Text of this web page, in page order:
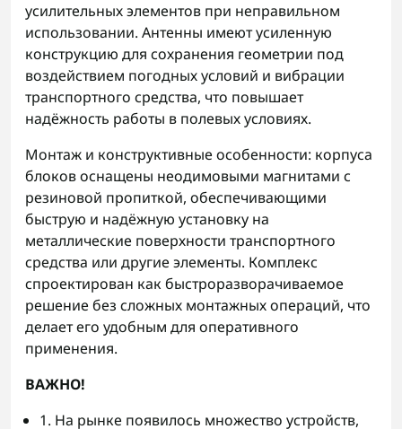
усилительных элементов при неправильном
использовании. Антенны имеют усиленную
конструкцию для сохранения геометрии под
воздействием погодных условий и вибрации
транспортного средства, что повышает
надёжность работы в полевых условиях.
Монтаж и конструктивные особенности: корпуса
блоков оснащены неодимовыми магнитами с
резиновой пропиткой, обеспечивающими
быструю и надёжную установку на
металлические поверхности транспортного
средства или другие элементы. Комплекс
спроектирован как быстроразворачиваемое
решение без сложных монтажных операций, что
делает его удобным для оперативного
применения.
ВАЖНО!
1. На рынке появилось множество устройств,